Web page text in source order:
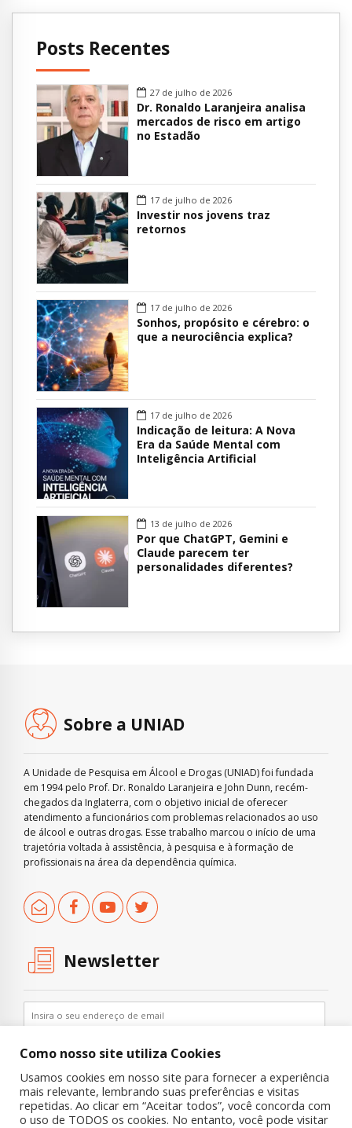
Posts Recentes
27 de julho de 2026
Dr. Ronaldo Laranjeira analisa
mercados de risco em artigo
no Estadão
17 de julho de 2026
Investir nos jovens traz
retornos
17 de julho de 2026
Sonhos, propósito e cérebro: o
que a neurociência explica?
17 de julho de 2026
Indicação de leitura: A Nova
Era da Saúde Mental com
Inteligência Artificial
13 de julho de 2026
Por que ChatGPT, Gemini e
Claude parecem ter
personalidades diferentes?
Sobre a UNIAD
A Unidade de Pesquisa em Álcool e Drogas (UNIAD) foi fundada
em 1994 pelo Prof. Dr. Ronaldo Laranjeira e John Dunn, recém-
chegados da Inglaterra, com o objetivo inicial de oferecer
atendimento a funcionários com problemas relacionados ao uso
de álcool e outras drogas. Esse trabalho marcou o início de uma
trajetória voltada à assistência, à pesquisa e à formação de
profissionais na área da dependência química.
Newsletter
Como nosso site utiliza Cookies
Usamos cookies em nosso site para fornecer a experiência
mais relevante, lembrando suas preferências e visitas
repetidas. Ao clicar em “Aceitar todos”, você concorda com
o uso de TODOS os cookies. No entanto, você pode visitar